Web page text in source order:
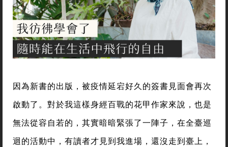
因為新書的出版，被疫情延宕好久的簽書見面會再次
啟動了。對於我這樣身經百戰的花甲作家來說，也是
無法從容自若的，其實暗暗緊張了一陣子，在全臺巡
迴的活動中，有讀者才見到我進場，還沒走到臺上，